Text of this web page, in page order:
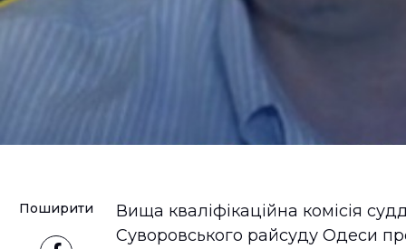
Поширити
Вища кваліфікаційна комісія
Суворовського райсуду Одеси